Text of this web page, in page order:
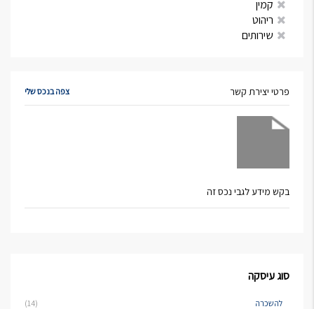
קמין
ריהוט
שירותים
פרטי יצירת קשר צפה בנכס שלי
בקש מידע לגבי נכס זה
סוג עיסקה
להשכרה
(14)